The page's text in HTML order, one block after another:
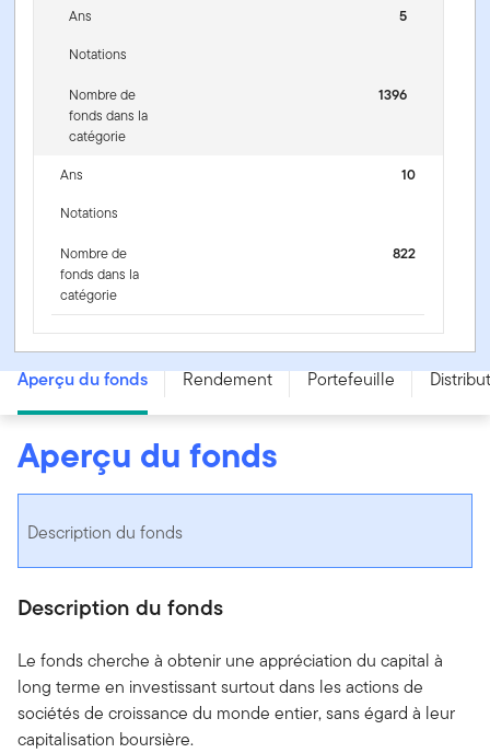
Ans
5
Notations
Nombre de
fonds dans la
catégorie
1396
Ans
10
Notations
Nombre de
fonds dans la
catégorie
822
Fonds de croissance mondiale Franklin - Series F - USD
Aperçu du fonds Rendement Portefeuille
Aperçu du fonds
Description du fonds
Description du fonds
Le fonds cherche à obtenir une appréciation du capital à
long terme en investissant surtout dans les actions de
sociétés de croissance du monde entier, sans égard à leur
capitalisation boursière.